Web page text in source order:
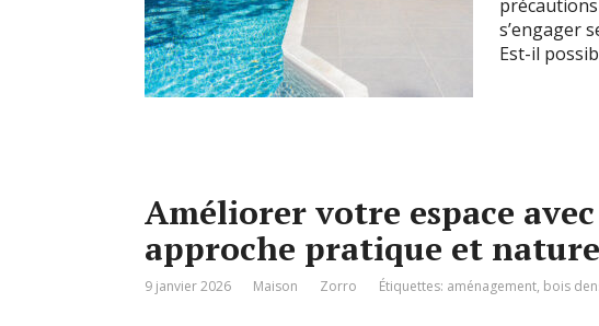
s’engager
Est-il
Améliorer votre espace
approche pratique et
9 janvier 2026 Maison Zorro Étiquettes: aménagement, bois